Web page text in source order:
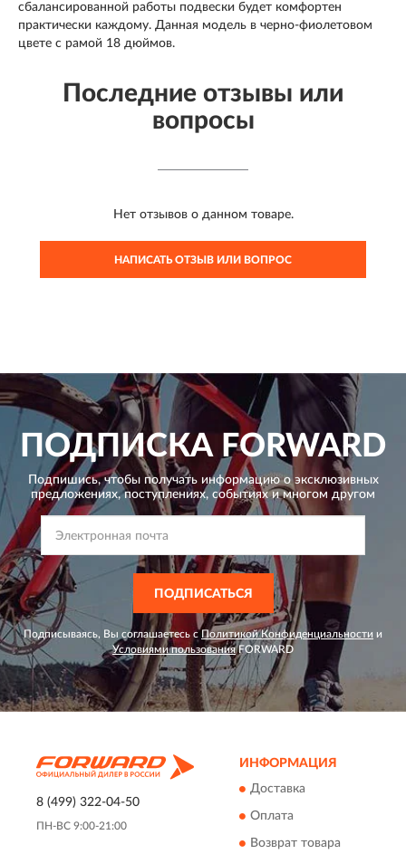
сбалансированной работы подвески будет комфортен
практически каждому. Данная модель в черно-фиолетовом
цвете с рамой 18 дюймов.
Последние отзывы или
вопросы
Нет отзывов о данном товаре.
НАПИСАТЬ ОТЗЫВ ИЛИ ВОПРОС
ПОДПИСКАFORWARD
Подпишись, чтобы получать информацию о эксклюзивных
предложениях,поступлениях, событиях и многом другом
ПОДПИСАТЬСЯ
Подписываясь, Вы соглашаетесь с Политикой Конфиденциальности и
Условиями пользованияFORWARD
8 (499) 322-04-50
ПН-ВС 9:00-21:00
ИНФОРМАЦИЯ
Доставка
Оплата
Возврат товара